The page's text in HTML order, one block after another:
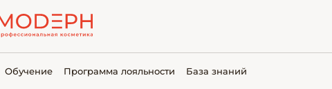
Обучение Программа лояльности База знаний